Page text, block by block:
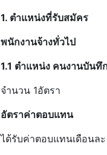
1. ตําแหน่งที่รับสมัคร
พนักงานจ้างทั่วไป
1.1 ตําแหน่ง คนงานบันทึ
จํานวน 1อัตรา
อัตราค่าตอบแทน
ได้รับค่าตอบแทนเดือนล